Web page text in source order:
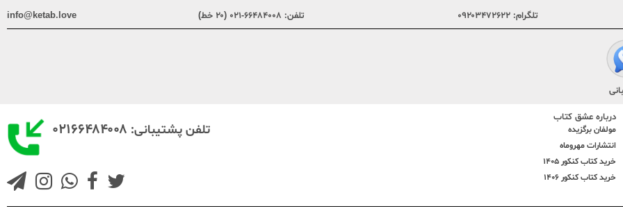
تلگرام: ۰۹۲۰۳۴۷۲۶۲۲ تلفن: ۶۶۴۸۴۰۰۸-۰۲۱ (۲۰ خط) info@ketab.love
درباره عشق کتاب
مولفان برگزیده
انتشارات مهروماه
خرید کتاب کنکور 1405
خرید کتاب کنکور 1406
تلفن پشتیبانی: ۰۲۱۶۶۴۸۴۰۰۸